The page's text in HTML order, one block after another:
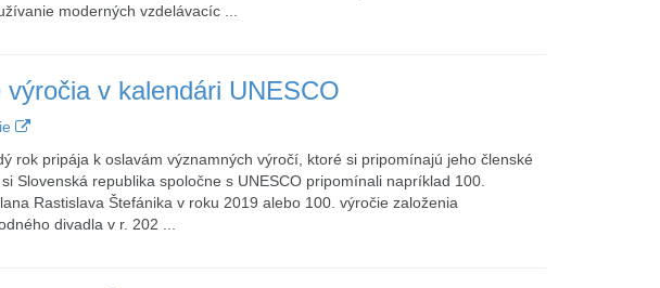
moderných vzdelávacíc ...
výročia v kalendári UNESCO
rok pripája k oslavám významných výročí, ktoré si pripomínajú jeho členské
Slovenská republika spoločne s UNESCO pripomínali napríklad 100.
Rastislava Štefánika v roku 2019 alebo 100. výročie založenia
divadla v r. 202 ...